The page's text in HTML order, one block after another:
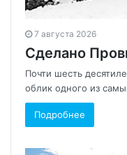
7 августа 2026
Сделано
Почти шесть
облик одного из
Подробнее